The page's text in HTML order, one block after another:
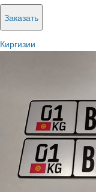
Заказать
Киргизии